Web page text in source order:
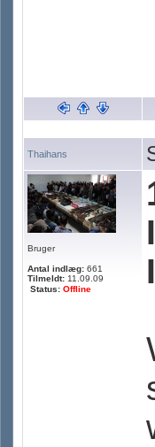
Thaihans
Bruger
Antal indlæg: 661
Tilmeldt: 11.09.09
Status: Offline